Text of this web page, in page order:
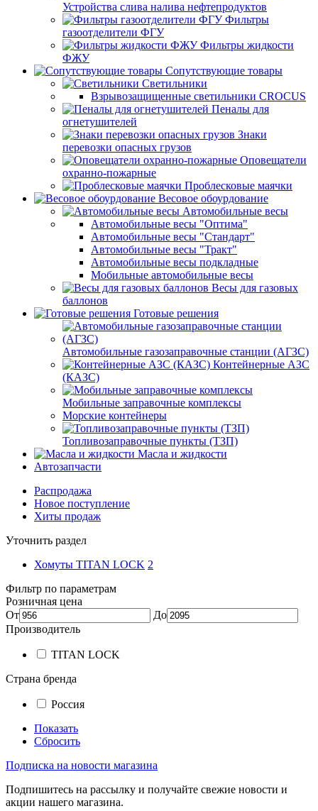
Устройства слива налива нефтепродуктов
Фильтры
газоотделители ФГУ
Фильтры жидкости
ФЖУ
Сопутствующие товары
Светильники
Взрывозащищенные светильники CROCUS
Пеналы для
огнетушителей
Знаки
перевозки опасных грузов
Оповещатели
охранно-пожарные
Проблесковые маячки
Весовое обоурдование
Автомобильные весы
Автомобильные весы "Оптима"
Автомобильные весы "Стандарт"
Автомобильные весы "Тракт"
Автомобильные весы подкладные
Мобильные автомобильные весы
Весы для газовых
баллонов
Готовые решения
Автомобильные газозаправочные станции (АГЗС)
Контейнерные АЗС
(КАЗС)
Мобильные заправочные комплексы
Морские контейнеры
Топливозаправочные пункты (ТЗП)
Масла и жидкости
Автозапчасти
Распродажа
Новое поступление
Хиты продаж
Уточнить раздел
Хомуты TITAN LOCK 2
Фильтр по параметрам
Розничная цена
От
До
Производитель
TITAN LOCK
Страна бренда
Россия
Показать
Сбросить
Подписка на новости магазина
Подпишитесь на рассылку и получайте свежие новости и
акции нашего магазина.